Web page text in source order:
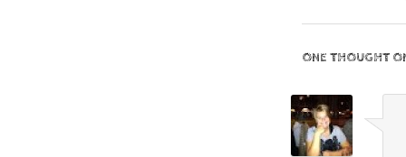
ONE THOUGHT